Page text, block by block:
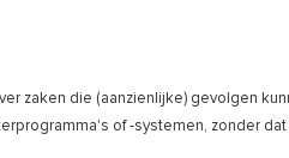
zaken die (aanzienlijke) gevolgen
of -systemen, zonder dat